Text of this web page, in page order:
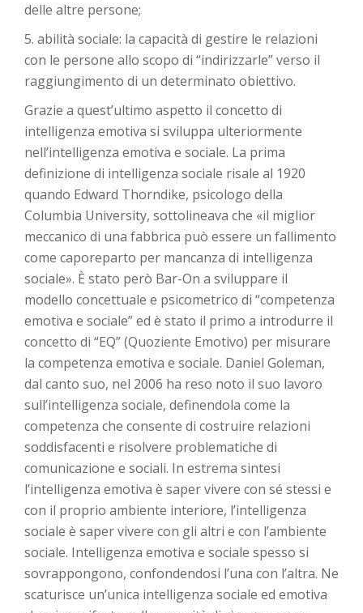
delle altre persone;
5. abilità sociale: la capacità di gestire le relazioni
con le persone allo scopo di “indirizzarle” verso il
raggiungimento di un determinato obiettivo.
Grazie a quest’ultimo aspetto il concetto di
intelligenza emotiva si sviluppa ulteriormente
nell’intelligenza emotiva e sociale. La prima
definizione di intelligenza sociale risale al 1920
quando Edward Thorndike, psicologo della
Columbia University, sottolineava che «il miglior
meccanico di una fabbrica può essere un fallimento
come caporeparto per mancanza di intelligenza
sociale». È stato però Bar-On a sviluppare il
modello concettuale e psicometrico di “competenza
emotiva e sociale” ed è stato il primo a introdurre il
concetto di “EQ” (Quoziente Emotivo) per misurare
la competenza emotiva e sociale. Daniel Goleman,
dal canto suo, nel 2006 ha reso noto il suo lavoro
sull’intelligenza sociale, definendola come la
competenza che consente di costruire relazioni
soddisfacenti e risolvere problematiche di
comunicazione e sociali. In estrema sintesi
l’intelligenza emotiva è saper vivere con sé stessi e
con il proprio ambiente interiore, l’intelligenza
sociale è saper vivere con gli altri e con l’ambiente
sociale. Intelligenza emotiva e sociale spesso si
sovrappongono, confondendosi l’una con l’altra. Ne
scaturisce un’unica intelligenza sociale ed emotiva